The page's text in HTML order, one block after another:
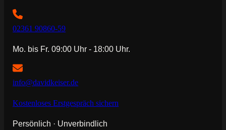
02361 90860-59
Mo. bis Fr. 09:00 Uhr - 18:00 Uhr.
info@davidkeiser.de
Kostenloses Erstgespräch sichern
Persönlich · Unverbindlich